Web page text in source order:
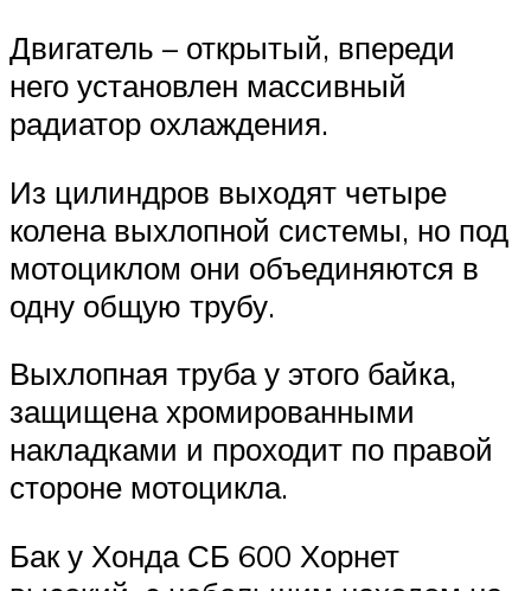
Двигатель – открытый, впереди
него установлен массивный
радиатор охлаждения.
Из цилиндров выходят четыре
колена выхлопной системы, но под
мотоциклом они объединяются в
одну общую трубу.
Выхлопная труба у этого байка,
защищена хромированными
накладками и проходит по правой
стороне мотоцикла.
Бак у Хонда СБ 600 Хорнет